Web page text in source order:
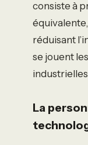
consiste à
réduisant
se jouent
La